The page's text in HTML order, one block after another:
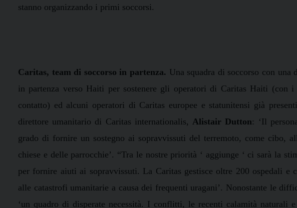
stanno organizzando i primi soccorsi.
Caritas, team di soccorso in partenza. Una squadra di soccorso con
in partenza verso Haiti per sostenere gli operatori di Caritas Haiti (con i
contatto) ed alcuni operatori di Caritas europee e statunitensi già
direttore umanitario di Caritas internationalis,Alistair Dutton: ‘Il
grado di fornire un sostegno ai sopravvissuti del terremoto, come cibo,
chiese e delle parrocchie’. “Tra le nostre priorità ‘ aggiunge ‘ ci sarà la
per fornire aiuti ai sopravvissuti. La Caritas gestisce oltre 200 ospedali e
alle catastrofi umanitarie a causa dei frequenti uragani’. Nonostante le
‘un quadro di disperate necessità. I conflitti, le recenti calamità naturali